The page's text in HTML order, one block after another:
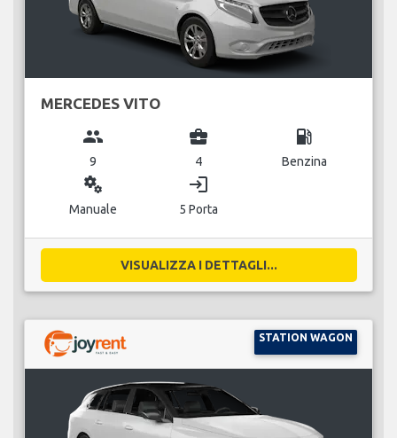
MERCEDES VITO
group
9
business_center
4
local_gas_station
Benzina
miscellaneous_services
Manuale
login
5 Porta
VISUALIZZA I DETTAGLI...
STATION WAGON